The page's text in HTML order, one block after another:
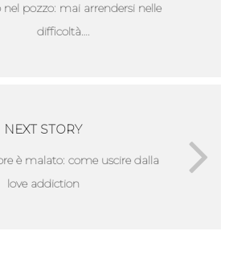
nel pozzo: mai arrendersi nelle
difficoltà….
NEXT STORY
è malato: come uscire dalla
love addiction